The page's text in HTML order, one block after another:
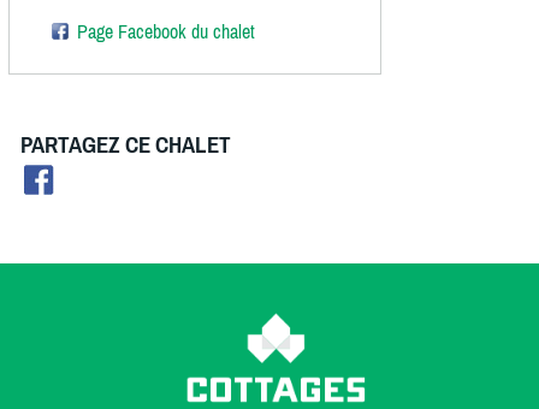
Page Facebook du chalet
PARTAGEZ CE CHALET